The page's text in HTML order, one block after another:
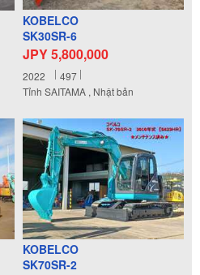
KOBELCO
SK30SR-6
JPY 5,800,000
2022
497
Tỉnh SAITAMA , Nhật bản
KOBELCO
SK70SR-2